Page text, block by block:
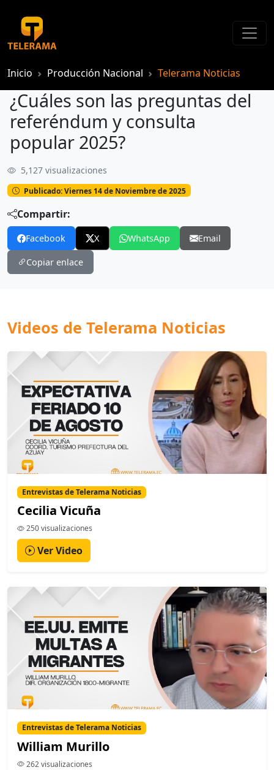
Inicio Producción Nacional Telerama Noticias
¿Cuáles son las preguntas del
referéndum y consulta
popular 2025?
5,127 visualizaciones
Publicado: Viernes 14 de Noviembre de 2025
Compartir:
Facebook X WhatsApp Email
Copiar enlace
Videos de Telerama Noticias
Entrevistas de Telerama Noticias
Cecilia Vicuña
250 visualizaciones
Ver Video
Entrevistas de Telerama Noticias
William Murillo
262 visualizaciones